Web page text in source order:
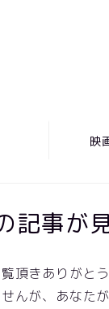
映
記事が
頂きありがとう
んが、あなた